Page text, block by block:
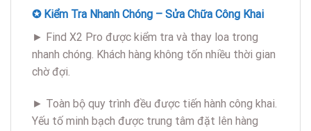
✪ Kiểm Tra Nhanh Chóng – Sửa Chữa Công Khai
► Find X2 Pro được kiểm tra và thay loa trong
nhanh chóng. Khách hàng không tốn nhiều thời gian
chờ đợi.
► Toàn bộ quy trình đều được tiến hành công khai.
Yếu tố minh bạch được trung tâm đặt lên hàng